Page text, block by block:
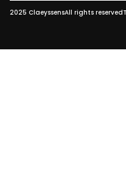
2025 ClaeyssensAll rights reserved